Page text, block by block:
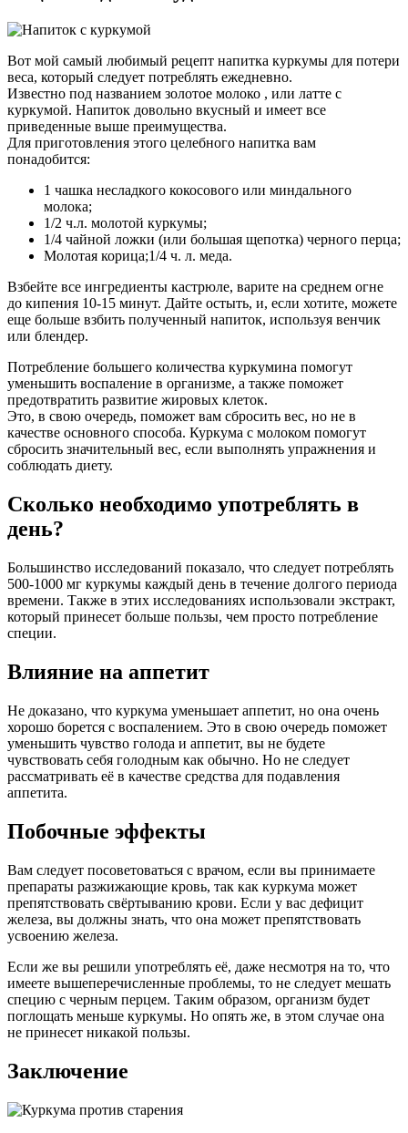
Вот мой самый любимый рецепт напитка куркумы для потери
веса, который следует потреблять ежедневно.
Известно под названием золотое молоко , или латте с
куркумой. Напиток довольно вкусный и имеет все
приведенные выше преимущества.
Для приготовления этого целебного напитка вам
понадобится:
1 чашка несладкого кокосового или миндального
молока;
1/2 ч.л. молотой куркумы;
1/4 чайной ложки (или большая щепотка) черного перца;
Молотая корица;1/4 ч. л. меда.
Взбейте все ингредиенты кастрюле, варите на среднем огне
до кипения 10-15 минут. Дайте остыть, и, если хотите, можете
еще больше взбить полученный напиток, используя венчик
или блендер.
Потребление большего количества куркумина помогут
уменьшить воспаление в организме, а также поможет
предотвратить развитие жировых клеток.
Это, в свою очередь, поможет вам сбросить вес, но не в
качестве основного способа. Куркума с молоком помогут
сбросить значительный вес, если выполнять упражнения и
соблюдать диету.
Сколько необходимо употреблять в
день?
Большинство исследований показало, что следует потреблять
500-1000 мг куркумы каждый день в течение долгого периода
времени. Также в этих исследованиях использовали экстракт,
который принесет больше пользы, чем просто потребление
специи.
Влияние на аппетит
Не доказано, что куркума уменьшает аппетит, но она очень
хорошо борется с воспалением. Это в свою очередь поможет
уменьшить чувство голода и аппетит, вы не будете
чувствовать себя голодным как обычно. Но не следует
рассматривать её в качестве средства для подавления
аппетита.
Побочные эффекты
Вам следует посоветоваться с врачом, если вы принимаете
препараты разжижающие кровь, так как куркума может
препятствовать свёртыванию крови. Если у вас дефицит
железа, вы должны знать, что она может препятствовать
усвоению железа.
Если же вы решили употреблять её, даже несмотря на то, что
имеете вышеперечисленные проблемы, то не следует мешать
специю с черным перцем. Таким образом, организм будет
поглощать меньше куркумы. Но опять же, в этом случае она
не принесет никакой пользы.
Заключение